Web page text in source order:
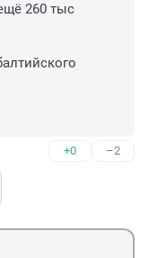
260 тыс
+0 –2